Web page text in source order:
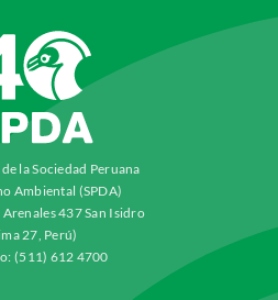
la Sociedad Peruana
Ambiental (SPDA)
437 San Isidro
27, Perú)
(511) 612 4700